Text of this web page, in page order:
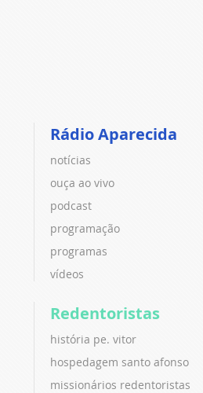
Rádio Aparecida
notícias
ouça ao vivo
podcast
programação
programas
vídeos
Redentoristas
história pe. vitor
hospedagem santo afonso
missionários redentoristas